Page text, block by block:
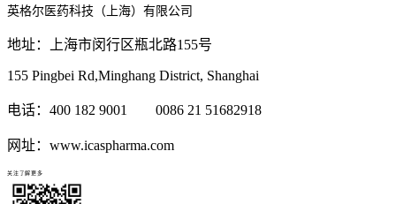
英格尔医药科技（上海）有限公司
地址：上海市闵行区瓶北路155号
155 Pingbei Rd,Minghang District, Shanghai
电话：400 182 9001 0086 21 51682918
网址：www.icaspharma.com
关注了解更多